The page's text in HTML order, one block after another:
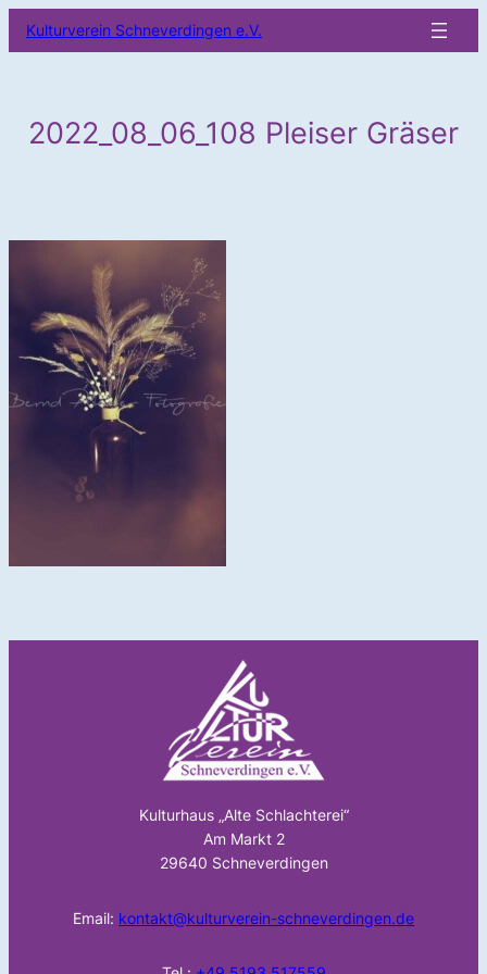
Inhalt
Kulturverein Schneverdingen e.V.
2022_08_06_108 Pleiser Gräser
Kulturhaus „Alte Schlachterei“
Am Markt 2
29640 Schneverdingen
Email: kontakt@kulturverein-schneverdingen.de